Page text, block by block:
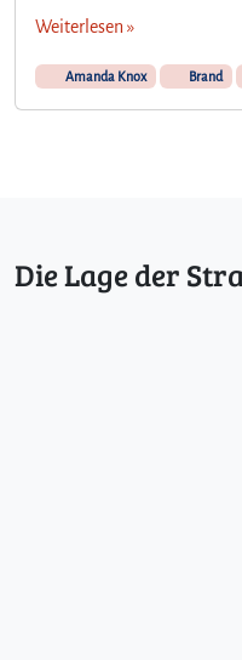
Weiterlesen »
Amanda Knox Brand
Die Lage der